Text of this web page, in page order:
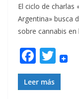
El ciclo de charlas
Argentina» busca
sobre cannabis en
F
ac
e
T
w
itt
Leer más